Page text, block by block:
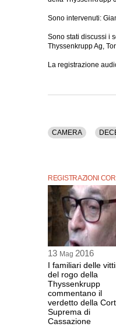
Sono intervenuti:
Sono stati discussi i
Thyssenkrupp Ag,
La registrazione
CAMERA
REGISTRAZIONI
13 Mag 2016
I familiari delle
del rogo della
Thyssenkrupp
commentano il
verdetto della
Suprema di
Cassazione